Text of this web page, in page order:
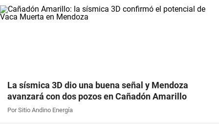
La sísmica 3D dio una buena señal y Mendoza
avanzará con dos pozos en Cañadón Amarillo
Por Sitio Andino Energía